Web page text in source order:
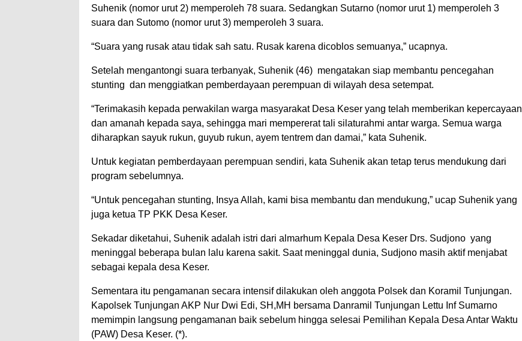
Suhenik (nomor urut 2) memperoleh 78 suara. Sedangkan Sutarno (nomor urut 1) memperoleh 3
suara dan Sutomo (nomor urut 3) memperoleh 3 suara.
“Suara yang rusak atau tidak sah satu. Rusak karena dicoblos semuanya,” ucapnya.
Setelah mengantongi suara terbanyak, Suhenik (46) mengatakan siap membantu pencegahan
stunting dan menggiatkan pemberdayaan perempuan di wilayah desa setempat.
“Terimakasih kepada perwakilan warga masyarakat Desa Keser yang telah memberikan kepercayaan
dan amanah kepada saya, sehingga mari mempererat tali silaturahmi antar warga. Semua warga
diharapkan sayuk rukun, guyub rukun, ayem tentrem dan damai,” kata Suhenik.
Untuk kegiatan pemberdayaan perempuan sendiri, kata Suhenik akan tetap terus mendukung dari
program sebelumnya.
“Untuk pencegahan stunting, Insya Allah, kami bisa membantu dan mendukung,” ucap Suhenik yang
juga ketua TP PKK Desa Keser.
Sekadar diketahui, Suhenik adalah istri dari almarhum Kepala Desa Keser Drs. Sudjono yang
meninggal beberapa bulan lalu karena sakit. Saat meninggal dunia, Sudjono masih aktif menjabat
sebagai kepala desa Keser.
Sementara itu pengamanan secara intensif dilakukan oleh anggota Polsek dan Koramil Tunjungan.
Kapolsek Tunjungan AKP Nur Dwi Edi, SH,MH bersama Danramil Tunjungan Lettu Inf Sumarno
memimpin langsung pengamanan baik sebelum hingga selesai Pemilihan Kepala Desa Antar Waktu
(PAW) Desa Keser. (*).